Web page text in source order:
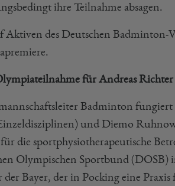
ihre Teilnahme absagen.
Aktiven des Deutschen Badminton-
für Andreas Richter
Badminton
und Diemo
die sportphysiotherapeutische
Olympischen Sportbund (DOSB)
der Bayer, der in Pocking eine